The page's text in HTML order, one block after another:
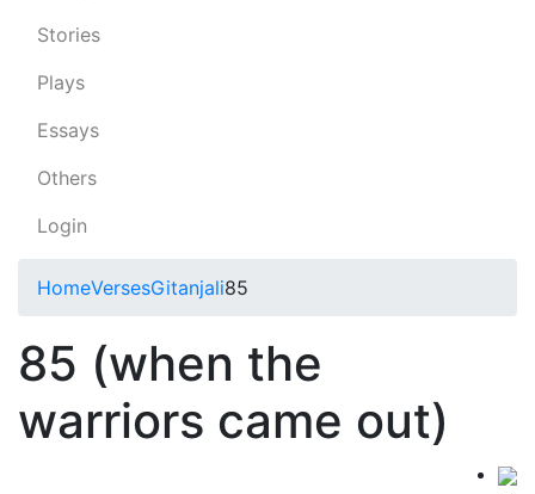
Stories
Plays
Essays
Others
Login
HomeVersesGitanjali85
85 (when the
warriors came out)